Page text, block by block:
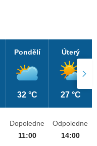
Pondělí
32 °C
Úterý
27 °C
Dopoledne
11:00
Odpoledne
14:00